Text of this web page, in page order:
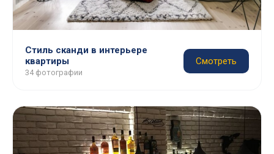
Стиль сканди в интерьере
квартиры
34 фотографии
Смотреть